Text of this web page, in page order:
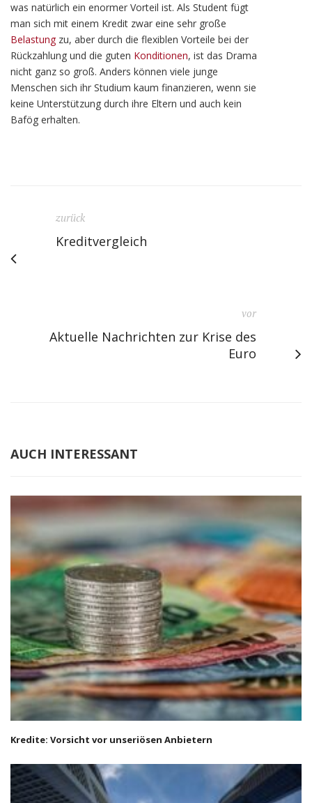
was natürlich ein enormer Vorteil ist. Als Student fügt
man sich mit einem Kredit zwar eine sehr große
Belastungzu, aber durch die flexiblen Vorteile bei der
Rückzahlung und die guten Konditionen, ist das Drama
nicht ganz so groß. Anders können viele junge
Menschen sich ihr Studium kaum finanzieren, wenn sie
keine Unterstützung durch ihre Eltern und auch kein
Bafög erhalten.
zurück
Kreditvergleich
vor
Aktuelle Nachrichten zur Krise des
Euro
AUCH INTERESSANT
Kredite: Vorsicht vor unseriösen Anbietern